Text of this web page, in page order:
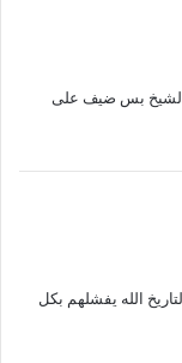
الشيخ بس ضيف على
الله يفشلهم بكل